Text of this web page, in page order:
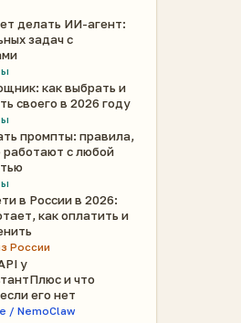
делать ИИ-агент:
задач с
как выбрать и
своего в 2026 году
промпты: правила,
работают с любой
в России в 2026:
как оплатить и
России
у
и что
его нет
/ NemoClaw